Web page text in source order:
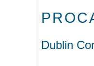
Dublin